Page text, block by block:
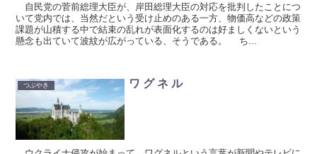
自民党の菅前総理大臣が、岸田総理大臣の対応を批判したことにつ
いて党内では、当然だという受け止めのある一方、物価高などの政策
課題が山積する中で結束の乱れが表面化するのは好ましくないという
懸念も出ていて波紋が広がっている、そうである。 ち...
つぶやき ワ グ ネ ル